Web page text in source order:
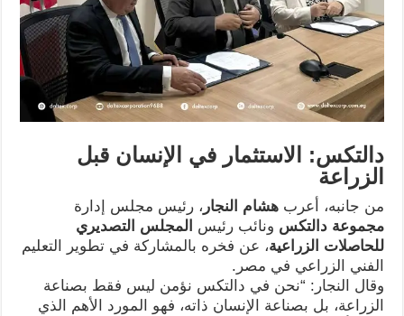
دالتكس: الاستثمار في الإنسان قبل
الزراعة
من جانبه، أعرب هشام النجار ، رئيس مجلس إدارة
مجموعة دالتكسونائب رئيس المجلس التصديري
للحاصلات الزراعية، عن فخره بالمشاركة في تطوير التعليم
الفني الزراعي في مصر.
وقال النجار: “نحن في دالتكس نؤمن ليس فقط بصناعة
الزراعة، بل بصناعة الإنسان ذاته، فهو المورد الأهم الذي